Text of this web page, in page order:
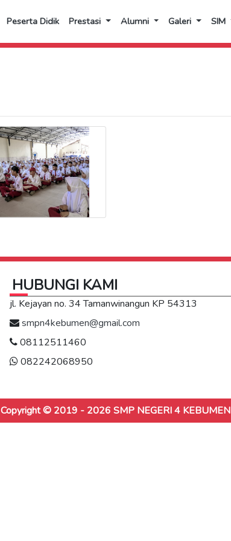
Peserta Didik Prestasi Alumni Galeri SIM
HUBUNGI KAMI
jl. Kejayan no. 34 Tamanwinangun KP 54313
smpn4kebumen@gmail.com
08112511460
082242068950
Copyright © 2019 - 2026 SMP NEGERI 4 KEBUMEN